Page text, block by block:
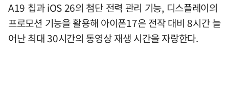
A19 칩과 iOS 26의 첨단 전력 관리 기능, 디스플레이의
프로모션 기능을 활용해 아이폰17은 전작 대비 8시간 늘
어난 최대 30시간의 동영상 재생 시간을 자랑한다.